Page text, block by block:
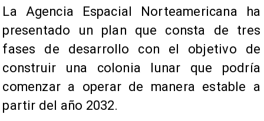
La Agencia Espacial Norteamericana ha
presentado un plan que consta de tres
fases de desarrollo con el objetivo de
construir una colonia lunar que podría
comenzar a operar de manera estable a
partir del año 2032.